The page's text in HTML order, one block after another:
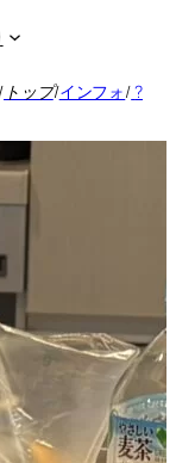
トップ/インフォ/?